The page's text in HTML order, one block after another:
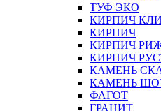
ТУФ ЭКО
КИРПИЧ
КИРПИЧ
КИРПИЧ
КИРПИЧ
КАМЕНЬ
КАМЕНЬ
ФАГОТ
ГРАНИТ